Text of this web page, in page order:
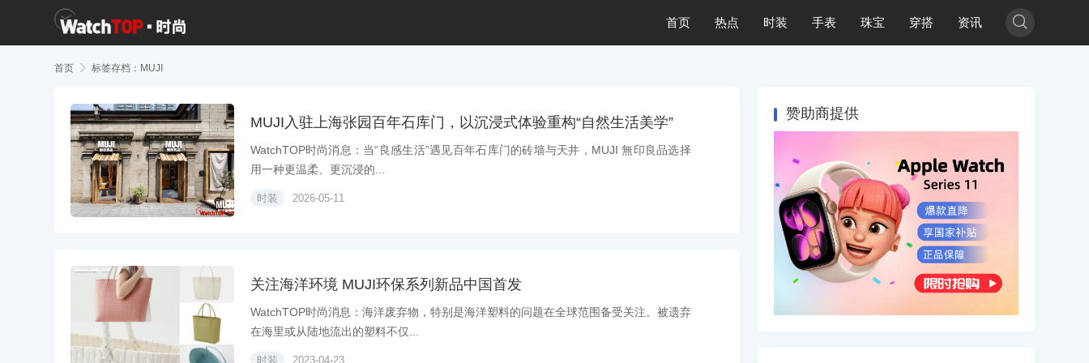
首页 热点 时装 手表 珠宝 穿搭 资讯 
首页  标签存档：MUJI
MUJI入驻上海张园百年石库门，以沉浸式体验重构“自然生活美学”
WatchTOP时尚消息：当“良感生活”遇见百年石库门的砖墙与天井，MUJI 無印良品选择
用一种更温柔、更沉浸的...
时装 2026-05-11
关注海洋环境 MUJI环保系列新品中国首发
WatchTOP时尚消息：海洋废弃物，特别是海洋塑料的问题在全球范围备受关注。被遗弃
在海里或从陆地流出的塑料不仅...
时装 2023-04-23
赞助商提供